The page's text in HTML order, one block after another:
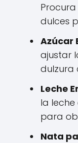
dulces
Azúcar
ajustar
dulzura
Leche
la
para
Nata